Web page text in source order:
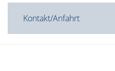
Kontakt/Anfahrt